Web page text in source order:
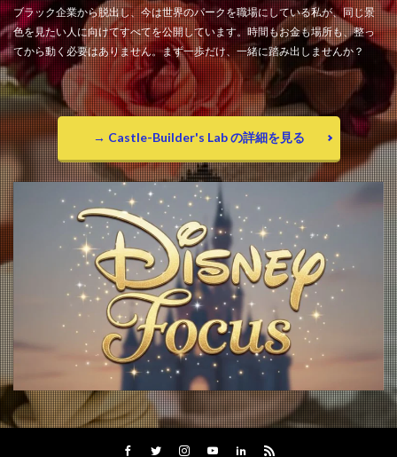
ブラック企業から脱出し、今は世界のパークを職場にしている私が、同じ景
色を見たい人に向けてすべてを公開しています。時間もお金も場所も、整っ
てから動く必要はありません。まず一歩だけ、一緒に踏み出しませんか？
→ Castle-Builder's Lab の詳細を見る